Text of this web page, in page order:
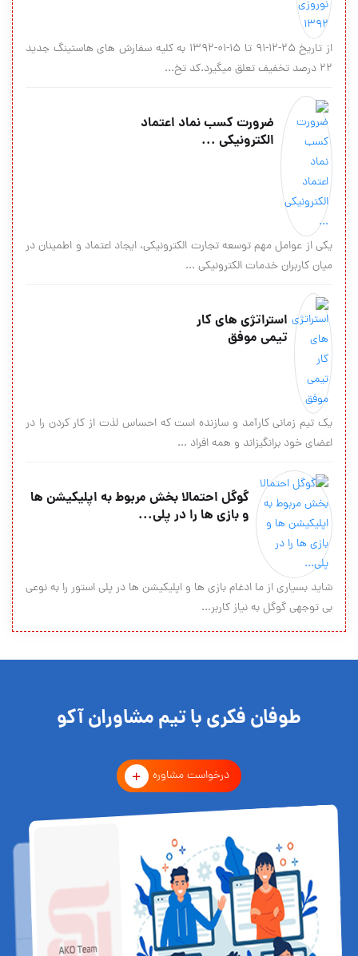
از تاریخ ۲۵-۱۲-۹۱ تا ۱۵-۰۱-۱۳۹۲ به کلیه سفارش های هاستینگ جدید
۲۲ درصد تخفیف تعلق میگیرد.کد تخ...
ضرورت کسب نماد اعتماد
الکترونیکی ...
یکی از عوامل مهم توسعه تجارت الکترونیکی، ایجاد اعتماد و اطمینان در
میان کاربران خدمات الکترونیکی ...
استراتژی های کار
تیمی موفق
یک تیم زمانی کارآمد و سازنده است که احساس لذت از کار کردن را در
اعضای خود برانگیزاند و همه افراد ...
گوگل احتمالا بخش مربوط به اپلیکیشن ها
و بازی ها را در پلی...
شاید بسیاری از ما ادغام بازی ها و اپلیکیشن ها در پلی استور را به نوعی
بی توجهی گوگل به نیاز کاربر...
طوفان فکری با تیم مشاوران آکو
درخواست مشاوره